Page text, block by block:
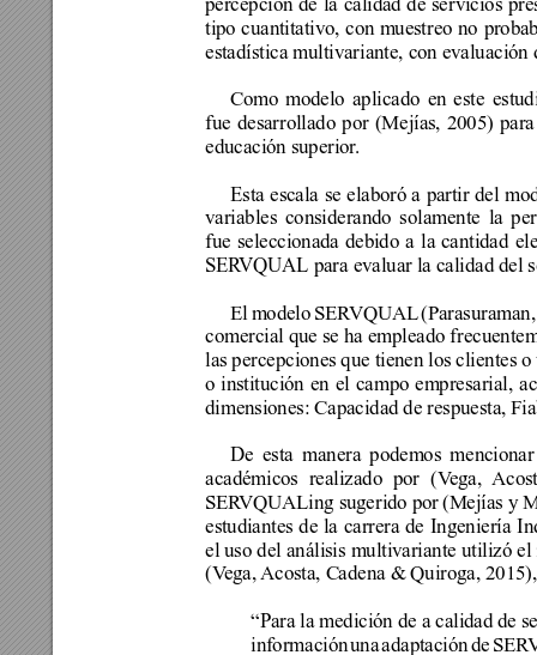
tipo cuantitativo, con muestreo no
estadística multivariante, con
Como modelo aplicado en este
fue desarrollado por (Mejías, 2005)
educación superior.
Esta escala se elaboró a partir del
variables considerando solamente la
fue seleccionada debido a la cantidad
SERVQUAL para evaluar la calidad del
El modelo SERVQUAL
comercial que se ha empleado
las percepciones que tienen los clientes
o institución en el campo empresarial,
dimensiones: Capacidad de respuesta,
De esta manera podemos
académicos realizado por (Vega,
SERVQUALing sugerido por (Mejías y
estudiantes de la carrera de Ingeniería
el uso del análisis multivariante utilizó
(Vega, Acosta, Cadena & Quiroga,
“Para la medición de a calidad de
información una adaptación de SER